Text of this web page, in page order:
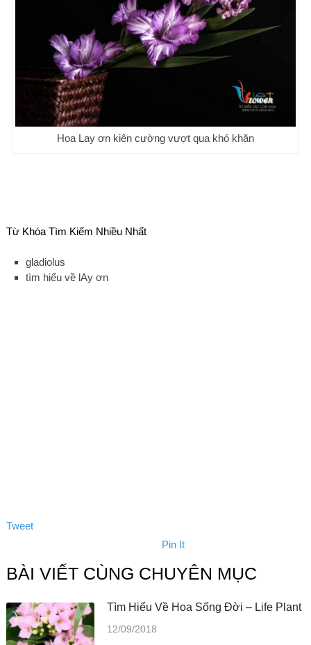
Hoa Lay ơn kiên cường vượt qua khó khăn
Từ Khóa Tìm Kiếm Nhiều Nhất
gladiolus
tìm hiểu về lAy ơn
Tweet
Pin It
BÀI VIẾT CÙNG CHUYÊN MỤC
Tìm Hiểu Về Hoa Sống Đời – Life Plant
12/09/2018